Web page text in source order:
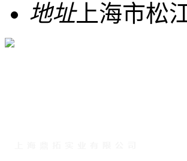
地址上海市松